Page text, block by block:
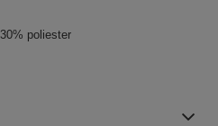
30% poliester